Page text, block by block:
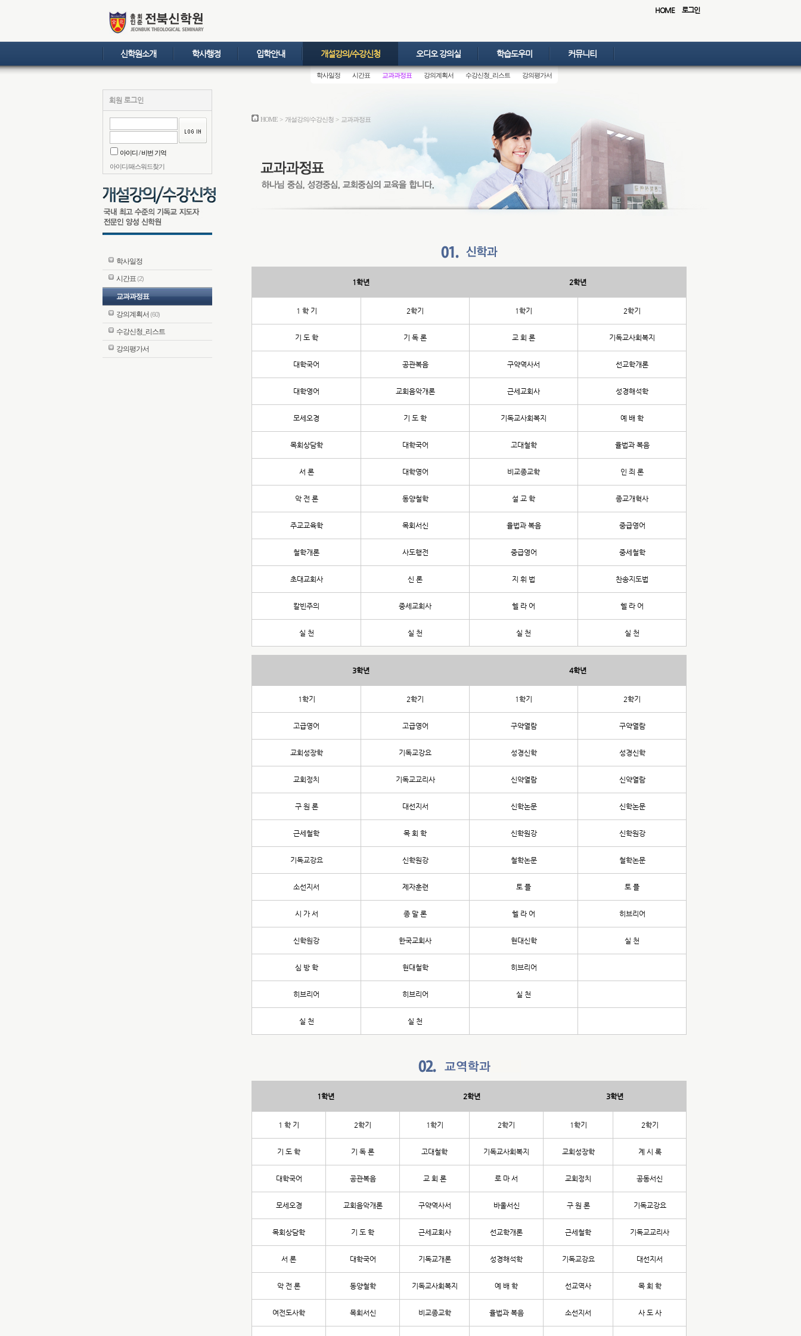
HOME 로그인
신학원소개 학사행정 입학안내 개설강의/수강신청
학사일정 시간표 교과과정표 강의계획서 수강신청_리스트 강의평가서
오디오 강의실 학습도우미 커뮤니티
회원 로그인
아이디 / 비번 기억
아이디/패스워드찾기
학사일정
시간표(2)
교과과정표
강의계획서 (60)
수강신청_리스트
강의평가서
HOME > 개설강의/수강신청 > 교과과정표
1학년 2학년
1 학 기 2학기 1학기 2학기
기 도 학 기 독 론 교 회 론 기독교사회복지
대학국어 공관복음 구약역사서 선교학개론
대학영어 교회음악개론 근세교회사 성경해석학
모세오경 기 도 학 기독교사회복지 예 배 학
목회상담학 대학국어 고대철학 율법과 복음
서 론 대학영어 비교종교학 인 죄 론
악 전 론 동양철학 설 교 학 종교개혁사
주교교육학 목회서신 율법과 복음 중급영어
철학개론 사도행전 중급영어 중세철학
초대교회사 신 론 지 휘 법 찬송지도법
칼빈주의 중세교회사 헬 라 어 헬 라 어
실 천 실 천 실 천 실 천
3학년 4학년
1학기 2학기 1학기 2학기
고급영어 고급영어 구약열람 구약열람
교회성장학 기독교강요 성경신학 성경신학
교회정치 기독교교리사 신약열람 신약열람
구 원 론 대선지서 신학논문 신학논문
근세철학 목 회 학 신학원강 신학원강
기독교강요 신학원강 철학논문 철학논문
소선지서 제자훈련 토 플 토 플
시 가 서 종 말 론 헬 라 어 히브리어
신학원강 한국교회사 현대신학 실 천
심 방 학 현대철학 히브리어
히브리어 히브리어 실 천
실 천 실 천
1학년 2학년 3학년
1 학 기 2학기 1학기 2학기 1학기 2학기
기 도 학 기 독 론 고대철학 기독교사회복지 교회성장학 계 시 록
대학국어 공관복음 교 회 론 로 마 서 교회정치 공동서신
모세오경 교회음악개론 구약역사서 바울서신 구 원 론 기독교강요
목회상담학 기 도 학 근세교회사 선교학개론 근세철학 기독교교리사
서 론 대학국어 기독교개론 성경해석학 기독교강요 대선지서
악 전 론 동양철학 기독교사회복지 예 배 학 선교역사 목 회 학
여전도사학 목회서신 비교종교학 율법과 복음 소선지서 사 도 사